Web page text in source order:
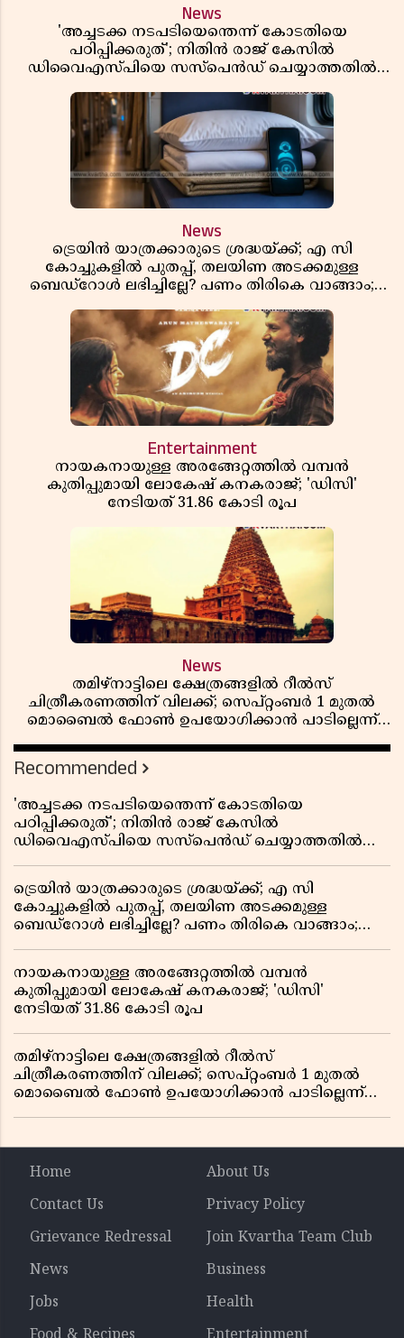
News
'അച്ചടക്ക നടപടിയെന്തെന്ന് കോടതിയെ
പഠിപ്പിക്കരുത്'; നിതിൻ രാജ് കേസിൽ
ഡിവൈഎസ്പിയെ സസ്പെൻഡ് ചെയ്യാത്തതിൽ
News
ട്രെയിൻ യാത്രക്കാരുടെ ശ്രദ്ധയ്ക്ക്; എ സി
കോച്ചുകളിൽ പുതപ്പ്, തലയിണ അടക്കമുള്ള
ബെഡ്റോൾ ലഭിച്ചില്ലേ? പണം തിരികെ വാങ്ങാം;
Entertainment
നായകനായുള്ള അരങ്ങേറ്റത്തിൽ വമ്പൻ
കുതിപ്പുമായി ലോകേഷ് കനകരാജ്; 'ഡിസി'
നേടിയത് 31.86 കോടി രൂപ
News
തമിഴ്‌നാട്ടിലെ ക്ഷേത്രങ്ങളിൽ റീൽസ്
ചിത്രീകരണത്തിന് വിലക്ക്; സെപ്റ്റംബർ 1 മുതൽ
മൊബൈൽ ഫോൺ ഉപയോഗിക്കാൻ പാടില്ലെന്ന്
Recommended
'അച്ചടക്ക നടപടിയെന്തെന്ന് കോടതിയെ
പഠിപ്പിക്കരുത്'; നിതിൻ രാജ് കേസിൽ
ഡിവൈഎസ്പിയെ സസ്പെൻഡ് ചെയ്യാത്തതിൽ
ട്രെയിൻ യാത്രക്കാരുടെ ശ്രദ്ധയ്ക്ക്; എ സി
കോച്ചുകളിൽ പുതപ്പ്, തലയിണ അടക്കമുള്ള
ബെഡ്റോൾ ലഭിച്ചില്ലേ? പണം തിരികെ വാങ്ങാം;
നായകനായുള്ള അരങ്ങേറ്റത്തിൽ വമ്പൻ
കുതിപ്പുമായി ലോകേഷ് കനകരാജ്; 'ഡിസി'
നേടിയത് 31.86 കോടി രൂപ
തമിഴ്‌നാട്ടിലെ ക്ഷേത്രങ്ങളിൽ റീൽസ്
ചിത്രീകരണത്തിന് വിലക്ക്; സെപ്റ്റംബർ 1 മുതൽ
മൊബൈൽ ഫോൺ ഉപയോഗിക്കാൻ പാടില്ലെന്ന്
Home
About Us
Contact Us
Privacy Policy
Grievance Redressal
Join Kvartha Team Club
News
Business
Jobs
Health